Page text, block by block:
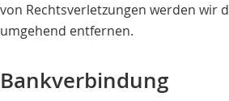
von Rechtsverletzungen werden wir
umgehend entfernen.
Bankverbindung